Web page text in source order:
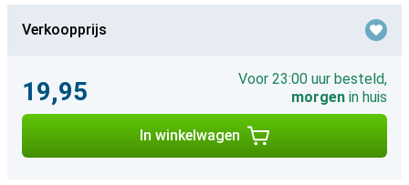
Verkoopprijs
19,95
Voor 23:00 uur besteld,
morgen in huis
In winkelwagen